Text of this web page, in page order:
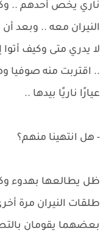
ناري يخص أحدهم ..
النيران معه .. وبعد
لا يدري متى وكيف
.. اقتربت منه
عيارًا ناريًا بيدها ..
- هل انتهينا منهم؟
ظل يطالعها بهدوء
طلقات النيران مرة
بعضهما يقومان